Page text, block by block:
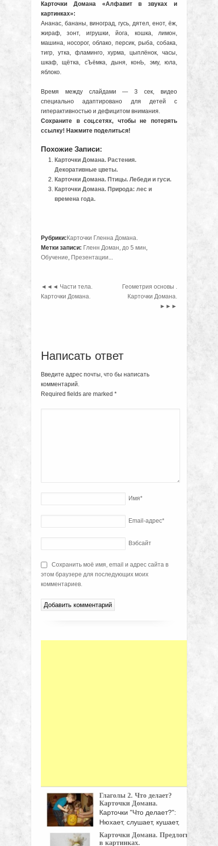
Карточки Домана «Алфавит в звуках и
картинках»:
Ананас, бананы, виноград, гусь, дятел, енот, ёж,
жираф, зонт, игрушки, йога, кошка, лимон,
машина, носорог, облако, персик, рыба, собака,
тигр, утка, фламинго, хурма, цыплёнок, часы,
шкаф, щётка, сЪёмка, дыня, конЬ, эму, юла,
яблоко.
Время между слайдами — 3 сек, видео
специально адаптировано для детей с
гиперактивностью и дефицитом внимания.
Сохраните в соц.сетях, чтобы не потерять
ссылку! Нажмите поделиться!
Похожие Записи:
Карточки Домана. Растения.
Декоративные цветы.
Карточки Домана. Птицы. Лебеди и гуси.
Карточки Домана. Природа: лес и
времена года.
Рубрики: Карточки Гленна Домана.
Метки записи: Гленн Доман, до 5 мин,
Обучение, Презентации...
◄◄◄ Части тела.
Карточки Домана.
Геометрия основы .
Карточки Домана.
►►►
Написать ответ
Введите адрес почты, что бы написать
комментарий.
Required fields are marked *
Имя*
Email-адрес*
Вэбсайт
Сохранить моё имя, email и адрес сайта в
этом браузере для последующих моих
комментариев.
Глаголы 2. Что делает?
Карточки Домана.
Карточки "Что делает?":
Нюхает, слушает, кушает,
пьет, кусает, ...
Карточки Домана. Предлоги
в картинках.